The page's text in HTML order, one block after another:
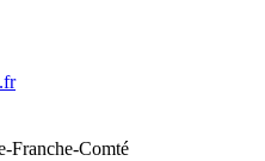
Franche-Comté